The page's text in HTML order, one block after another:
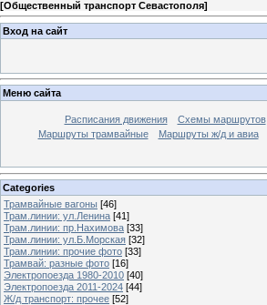
[Общественный транспорт Севастополя]
Вход на сайт
Меню сайта
Расписания движения Схемы маршрутов
Маршруты трамвайные
Маршруты ж/д и авиа
Categories
Трамвайные вагоны [46]
Трам.линии: ул.Ленина [41]
Трам.линии: пр.Нахимова [33]
Трам.линии: ул.Б.Морская [32]
Трам.линии: прочие фото [33]
Трамвай: разные фото [16]
Электропоезда 1980-2010 [40]
Электропоезда 2011-2024 [44]
Ж/д транспорт: прочее [52]